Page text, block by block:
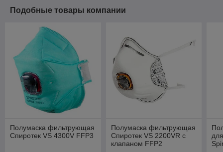
Подобные товары компании
Полумаска фильтрующая
Спиротек VS 4300V FFP3
Полумаска фильтрующая
Спиротек VS 2200VR с
клапаном FFP2